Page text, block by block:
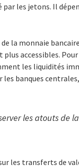
les jetons. Il
la monnaie
accessibles.
les liquidités
banques
les atouts de
les transferts de